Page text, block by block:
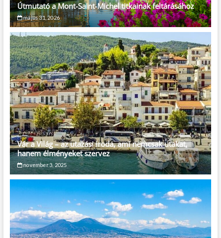
Útmutató a Mont-Saint-Michel titkainak feltárásához
május 31, 2026
Vár a Világ – az utazási iroda, ami nemcsak utakat,
hanem élményeket szervez
november 3, 2025